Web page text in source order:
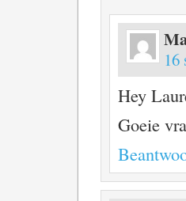
16
Hey
Goeie